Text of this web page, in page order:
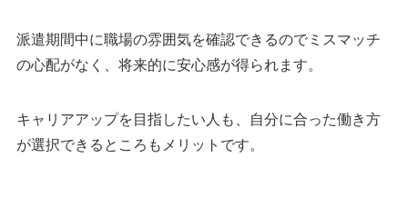
派遣期間中に職場の雰囲気を確認できるのでミスマッチ
の心配がなく、将来的に安心感が得られます。
キャリアアップを目指したい人も、自分に合った働き方
が選択できるところもメリットです。